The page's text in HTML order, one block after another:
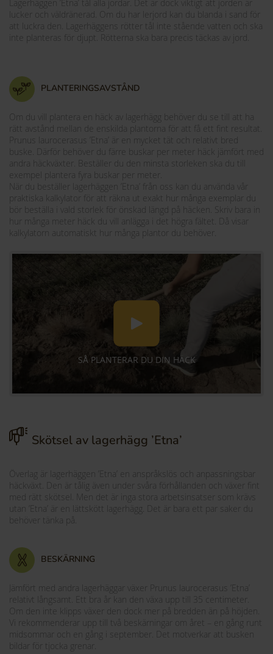
Lagerhäggen ’Etna’ tål alla jordar. Det är dock viktigt att jorden är
lucker och väldränerad. Om du har lerjord kan du blanda i sand för
att luckra den. Lagerhäggens rötter tål inte stående vatten och ska
inte planteras för djupt. Rötterna ska bara precis täckas av jord.
PLANTERINGSAVSTÅND
Om du vill plantera en häck av lagerhägg behöver du se till att ha
rätt avstånd mellan de enskilda plantorna för att få ett fint resultat.
Prunus laurocerasus ’Etna’ är en mycket tät och relativt bred
buske. Därför behöver du färre buskar per meter häck jämfört med
andra häckväxter. Beställer du den minsta storleken ska du till
exempel plantera fyra buskar per meter.
När du beställer lagerhäggen ’Etna’ från oss kan du använda vår
praktiska kalkylator för att räkna ut exakt hur många exemplar du
bör beställa i vald storlek för önskad längd på häcken. Skriv bara in
hur många meter häck du vill anlägga i det högra fältet. Då visar
kalkylatorn automatiskt hur många plantor du behöver.
SÅ PLANTERAR DU DIN HÄCK
Skötsel av lagerhägg ’Etna’
Överlag är lagerhäggen ’Etna’ en anspråkslös och anpassningsbar
häckväxt. Den är tålig även under svåra förhållanden och växer fint
med rätt skötsel. Men det är inga stora arbetsinsatser som krävs
utan ’Etna’ är en lättskött lagerhägg. Det är bara ett par saker du
behöver tänka på.
BESKÄRNING
Jämfört med andra lagerhäggar växer Prunus laurocerasus ’Etna’
relativt långsamt. Ett bra år kan den växa upp till 35 centimeter.
Om den inte klipps växer den dock mer på bredden än på höjden.
Vi rekommenderar upp till två beskärningar om året – en gång runt
midsommar och en gång i september. Det motverkar att busken
bildar för tjocka grenar.